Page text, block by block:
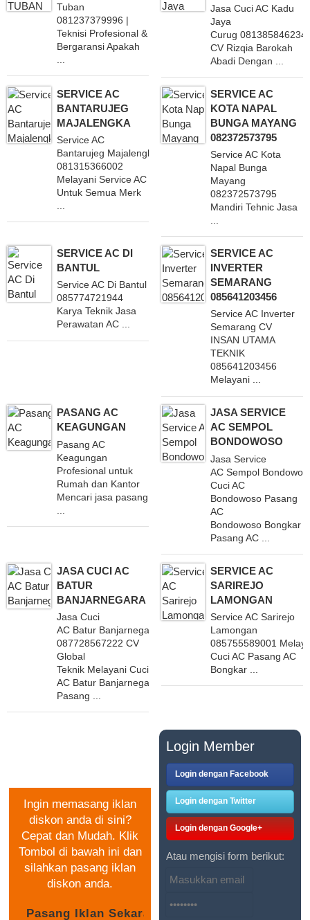
Tuban
081237379996 |
Teknisi Profesional &
Bergaransi Apakah
Jasa Cuci AC Kadu
Jaya
Curug 081385846234
CV Rizqia Barokah
Abadi Dengan ...
SERVICE AC
BANTARUJEG
MAJALENGKA
Service AC
Bantarujeg Majalengka
081315366002
Melayani Service AC
Untuk Semua Merk
SERVICE AC
KOTA NAPAL
BUNGA MAYANG
082372573795
Service AC Kota
Napal Bunga
Mayang
082372573795
Mandiri Tehnic Jasa
SERVICE AC DI
BANTUL
Service AC Di Bantul
085774721944
Karya Teknik Jasa
Perawatan AC ...
SERVICE AC
INVERTER
SEMARANG
085641203456
Service AC Inverter
Semarang CV
INSAN UTAMA
TEKNIK
085641203456
Melayani ...
PASANG AC
KEAGUNGAN
Pasang AC
Keagungan
Profesional untuk
Rumah dan Kantor
Mencari jasa pasang
JASA SERVICE
AC SEMPOL
BONDOWOSO
Jasa Service
AC Sempol
Cuci AC
Bondowoso Pasang
AC
Bondowoso Bongkar
Pasang AC ...
JASA CUCI AC
BATUR
BANJARNEGARA
Jasa Cuci
AC Batur Banjarnegara
087728567222 CV
Global
Teknik Melayani Cuci
AC Batur Banjarnegara
Pasang ...
SERVICE AC
SARIREJO
LAMONGAN
Service AC Sarirejo
Lamongan
085755589001
Cuci AC Pasang AC
Bongkar ...
Ingin memasang iklan
diskon anda di sini?
Cepat dan Mudah. Klik
Tombol di bawah ini dan
silahkan pasang iklan
diskon anda.
Login Member
Login dengan Facebook
Login dengan Twitter
Login dengan Google+
Atau mengisi form berikut: